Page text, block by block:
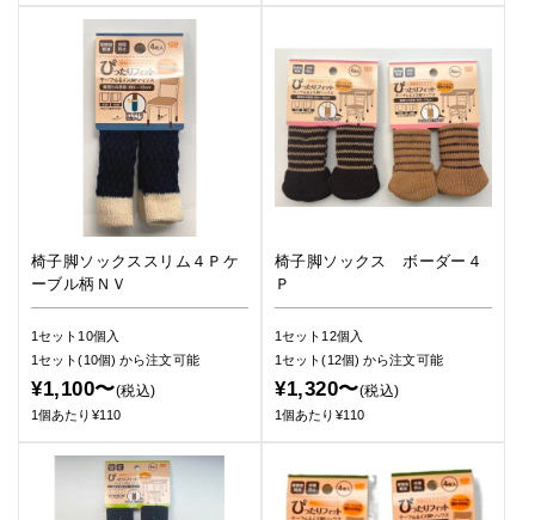
椅子脚ソックススリム４Ｐケ
ーブル柄ＮＶ
1セット10個入
1セット(10個)から注文可能
¥1,100〜(税込)
1個あたり¥110
椅子脚ソックス ボーダー４
Ｐ
1セット12個入
1セット(12個)から注文可能
¥1,320〜(税込)
1個あたり¥110